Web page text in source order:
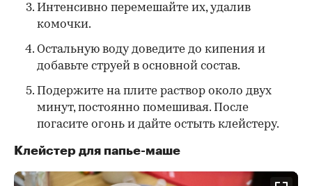
Интенсивно перемешайте их, удалив
комочки.
Остальную воду доведите до кипения и
добавьте струей в основной состав.
Подержите на плите раствор около двух
минут, постоянно помешивая. После
погасите огонь и дайте остыть клейстеру.
Клейстер для папье-маше